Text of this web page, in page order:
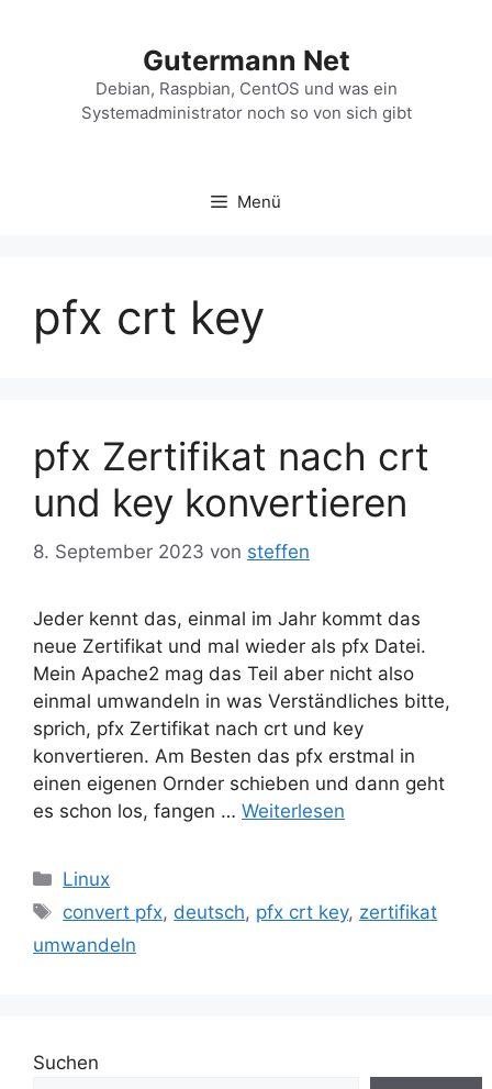
Gutermann Net
Debian, Raspbian, CentOS und was ein
Systemadministrator noch so von sich gibt
Menü
pfx crt key
pfx Zertifikat nach crt
und key konvertieren
8. September 2023 von steffen
Jeder kennt das, einmal im Jahr kommt das
neue Zertifikat und mal wieder als pfx Datei.
Mein Apache2 mag das Teil aber nicht also
einmal umwandeln in was Verständliches bitte,
sprich, pfx Zertifikat nach crt und key
konvertieren. Am Besten das pfx erstmal in
einen eigenen Ornder schieben und dann geht
es schon los, fangen … Weiterlesen
Kategorien
Linux
Schlagwörter
convert pfx, deutsch, pfx crt key, zertifikat
umwandeln
Suchen